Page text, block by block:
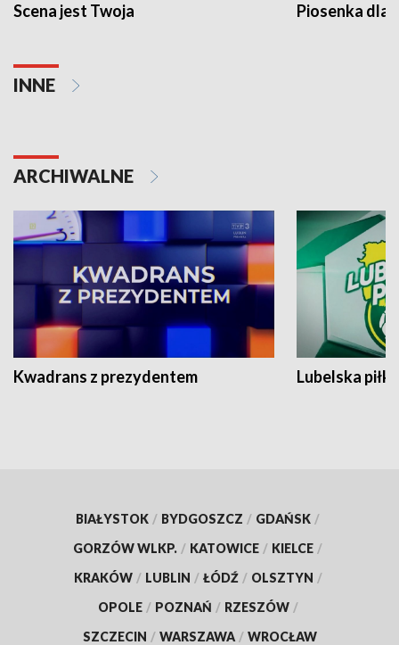
Scena jest Twoja Piosenka dla
INNE
ARCHIWALNE
Kwadrans z prezydentem Lubelska piłka
BIAŁYSTOK / BYDGOSZCZ / GDAŃSK /
GORZÓW WLKP. / KATOWICE / KIELCE /
KRAKÓW / LUBLIN / ŁÓDŹ / OLSZTYN /
OPOLE / POZNAŃ / RZESZÓW /
SZCZECIN / WARSZAWA / WROCŁAW